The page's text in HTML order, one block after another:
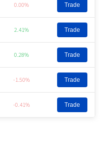
0.00% Trade
2.41% Trade
0.28% Trade
-1.50% Trade
-0.41% Trade